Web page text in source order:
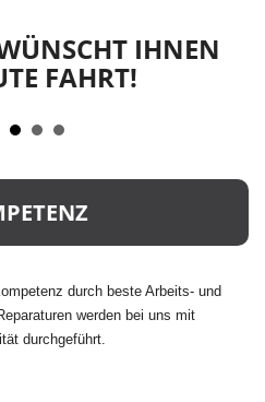
IHNEN
FAHRT!
durch beste Arbeits- und
werden bei uns mit
durchgeführt.